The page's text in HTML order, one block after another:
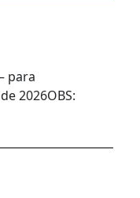
para
2026OBS: